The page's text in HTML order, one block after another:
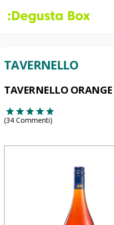
TAVERNELLO
TAVERNELLO
(34 Commenti)